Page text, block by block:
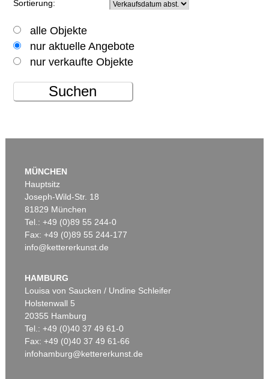
Sortierung:
alle Objekte
nur aktuelle Angebote
nur verkaufte Objekte
Suchen
MÜNCHEN
Hauptsitz
Joseph-Wild-Str. 18
81829 München
Tel.: +49 (0)89 55 244-0
Fax: +49 (0)89 55 244-177
info@kettererkunst.de
HAMBURG
Louisa von Saucken / Undine Schleifer
Holstenwall 5
20355 Hamburg
Tel.: +49 (0)40 37 49 61-0
Fax: +49 (0)40 37 49 61-66
infohamburg@kettererkunst.de